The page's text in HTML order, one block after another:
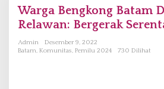
r
g
B
Warga Bengkong Batam
Relawan: Bergerak
Admin
Desember 9, 2022
Batam, Komunitas, Pemilu 2024 730 Dilihat